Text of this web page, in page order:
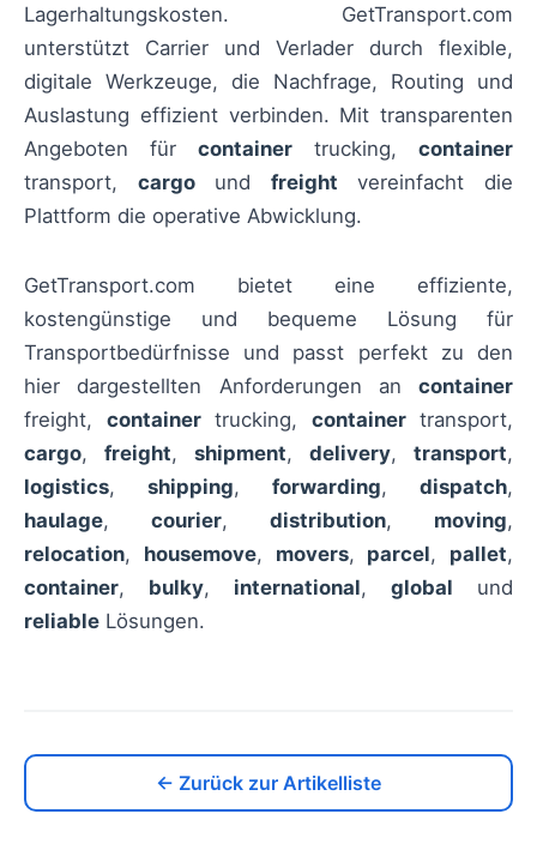
Lagerhaltungskosten. GetTransport.com
unterstützt Carrier und Verlader durch flexible,
digitale Werkzeuge, die Nachfrage, Routing und
Auslastung effizient verbinden. Mit transparenten
Angeboten für container trucking, container
transport, cargound freight vereinfacht die
Plattform die operative Abwicklung.
GetTransport.com bietet eine effiziente,
kostengünstige und bequeme Lösung für
Transportbedürfnisse und passt perfekt zu den
hier dargestellten Anforderungen an container
freight, containertrucking, containertransport,
cargo, freight, shipment, delivery, transport,
logistics, shipping, forwarding, dispatch,
haulage, courier, distribution, moving,
relocation, housemove, movers, parcel, pallet,
container, bulky, international, global und
reliable Lösungen.
← Zurück zur Artikelliste